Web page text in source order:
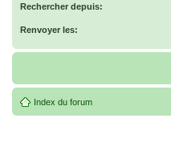
Rechercher depuis:
Renvoyer les:
Index du forum